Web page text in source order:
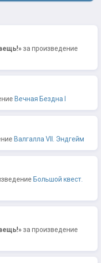
за произведение
Вечная Бездна I
Валгалла VII. Эндгейм
Большой квест.
за произведение